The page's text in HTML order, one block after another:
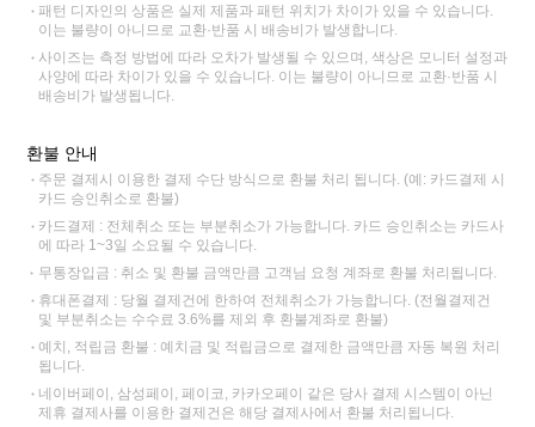
패턴 디자인의 상품은 실제 제품과 패턴 위치가 차이가 있을 수 있습니다.
이는 불량이 아니므로 교환·반품 시 배송비가 발생합니다.
사이즈는 측정 방법에 따라 오차가 발생될 수 있으며, 색상은 모니터 설정과
사양에 따라 차이가 있을 수 있습니다. 이는 불량이 아니므로 교환·반품 시
배송비가 발생됩니다.
환불 안내
주문 결제시 이용한 결제 수단 방식으로 환불 처리 됩니다. (예: 카드결제 시
카드 승인취소로 환불)
카드결제 : 전체취소 또는 부분취소가 가능합니다. 카드 승인취소는 카드사
에 따라 1~3일 소요될 수 있습니다.
무통장입금 : 취소 및 환불 금액만큼 고객님 요청 계좌로 환불 처리됩니다.
휴대폰결제 : 당월 결제건에 한하여 전체취소가 가능합니다. (전월결제건
및 부분취소는 수수료 3.6%를 제외 후 환불계좌로 환불)
예치, 적립금 환불 : 예치금 및 적립금으로 결제한 금액만큼 자동 복원 처리
됩니다.
네이버페이, 삼성페이, 페이코, 카카오페이 같은 당사 결제 시스템이 아닌
제휴 결제사를 이용한 결제건은 해당 결제사에서 환불 처리됩니다.